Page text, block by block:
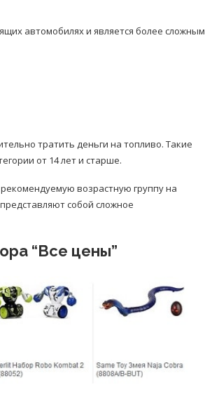
автомобилях и является более сложным
тратить деньги на топливо. Такие
от 14 лет и старше.
возрастную группу на
собой сложное
“Все цены”